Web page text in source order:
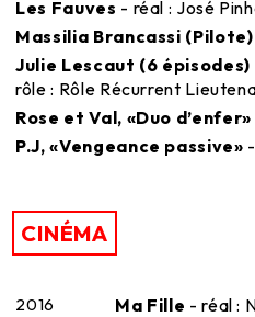
Les Fauves - réal : José
Massilia Brancassi (Pilote)
Julie Lescaut (6 épisodes)
rôle : Rôle Récurrent
Rose et Val, «Duo d’enfer»
P.J, «Vengeance passive»
CINÉMA
2016 Ma Fille - réal :